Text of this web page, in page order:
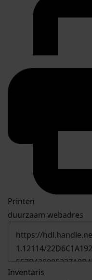
Printen
duurzaam webadres
Inventaris